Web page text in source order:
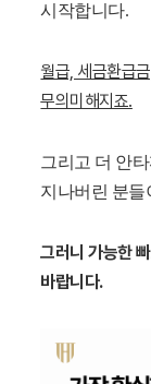
시작합니다.
월급, 세금환급
무의미해지죠.
그리고 더 안
지나버린 분들
그러니 가능한
바랍니다.